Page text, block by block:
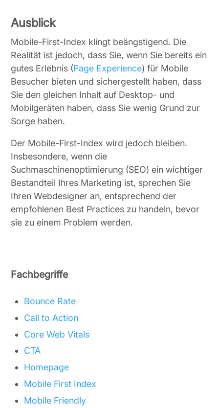
Ausblick
Mobile-First-Index klingt beängstigend. Die
Realität ist jedoch, dass Sie, wenn Sie bereits ein
gutes Erlebnis (Page Experience) für Mobile
Besucher bieten und sichergestellt haben, dass
Sie den gleichen Inhalt auf Desktop- und
Mobilgeräten haben, dass Sie wenig Grund zur
Sorge haben.
Der Mobile-First-Index wird jedoch bleiben.
Insbesondere, wenn die
Suchmaschinenoptimierung (SEO) ein wichtiger
Bestandteil Ihres Marketing ist, sprechen Sie
Ihren Webdesigner an, entsprechend der
empfohlenen Best Practices zu handeln, bevor
sie zu einem Problem werden.
Fachbegriffe
Bounce Rate
Call to Action
Core Web Vitals
CTA
Homepage
Mobile First Index
Mobile Friendly